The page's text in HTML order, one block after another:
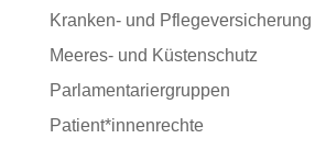
Kranken- und Pflegeversicherung
Meeres- und Küstenschutz
Parlamentariergruppen
Patient*innenrechte